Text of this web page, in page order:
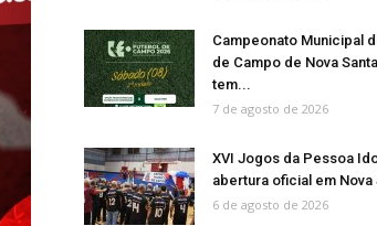
Campeonato Municipal
de Campo de Nova
tem...
7 de agosto de 2026
XVI Jogos da Pessoa
abertura oficial em Nova
6 de agosto de 2026